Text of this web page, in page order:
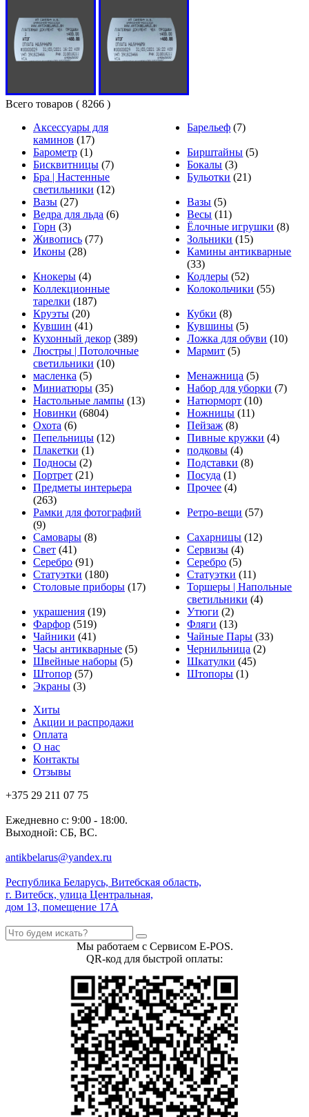
Всего товаров ( 8266 )
Аксессуары для
каминов (17)
Барельеф (7)
Барометр (1) Бирштайны (5)
Бисквитницы (7) Бокалы (3)
Бра | Настенные
светильники (12)
Бульотки (21)
Вазы (27) Вазы (5)
Ведра для льда (6) Весы (11)
Горн (3) Ёлочные игрушки (8)
Живопись (77) Зольники (15)
Иконы (28)
Камины антикварные
(33)
Кнокеры (4) Кодлеры (52)
Коллекционные
тарелки (187)
Колокольчики (55)
Круэты (20) Кубки (8)
Кувшин (41) Кувшины (5)
Кухонный декор (389) Ложка для обуви (10)
Люстры | Потолочные
светильники (10)
Мармит (5)
масленка (5) Менажница (5)
Миниатюры (35) Набор для уборки (7)
Настольные лампы (13) Натюрморт (10)
Новинки (6804) Ножницы (11)
Охота (6) Пейзаж (8)
Пепельницы (12) Пивные кружки (4)
Плакетки (1) подковы (4)
Подносы (2) Подставки (8)
Портрет (21) Посуда (1)
Предметы интерьера
(263)
Прочее (4)
Рамки для фотографий
(9)
Ретро-вещи (57)
Самовары (8) Сахарницы (12)
Свет (41) Сервизы (4)
Серебро (91) Серебро (5)
Статуэтки (180) Статуэтки (11)
Столовые приборы (17)
Торшеры | Напольные
светильники (4)
украшения (19) Утюги (2)
Фарфор (519) Фляги (13)
Чайники (41) Чайные Пары (33)
Часы антикварные (5) Чернильница (2)
Швейные наборы (5) Шкатулки (45)
Штопор (57) Штопоры (1)
Экраны (3)
Хиты
Акции и распродажи
Оплата
О нас
Контакты
Отзывы
+375 29 211 07 75
Ежедневно с: 9:00 - 18:00.
Выходной: СБ, ВС.
antikbelarus@yandex.ru
Республика Беларусь, Витебская область,
г. Витебск, улица Центральная,
дом 13, помещение 17А
Мы работаем с Сервисом E-POS.
QR-код для быстрой оплаты: